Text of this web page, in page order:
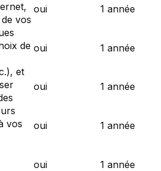
vos
de
et
vos
oui 1 année
oui 1 année
oui 1 année
oui 1 année
oui 1 année